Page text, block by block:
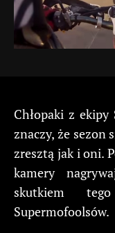
Chłopaki z
znaczy, że sezon
zresztą jak i oni.
kamery
skutkiem
Supermofoolsów.